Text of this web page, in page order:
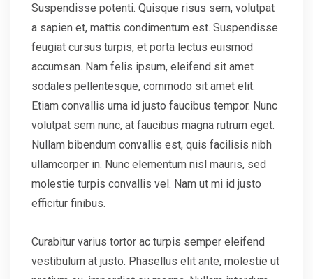
Suspendisse potenti. Quisque risus sem, volutpat
a sapien et, mattis condimentum est. Suspendisse
feugiat cursus turpis, et porta lectus euismod
accumsan. Nam felis ipsum, eleifend sit amet
sodales pellentesque, commodo sit amet elit.
Etiam convallis urna id justo faucibus tempor. Nunc
volutpat sem nunc, at faucibus magna rutrum eget.
Nullam bibendum convallis est, quis facilisis nibh
ullamcorper in. Nunc elementum nisl mauris, sed
molestie turpis convallis vel. Nam ut mi id justo
efficitur finibus.
Curabitur varius tortor ac turpis semper eleifend
vestibulum at justo. Phasellus elit ante, molestie ut